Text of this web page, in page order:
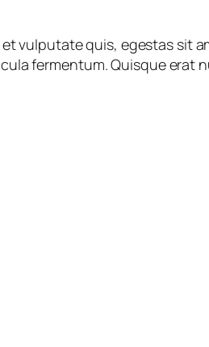
vulputate quis, egestas sit
fermentum. Quisque erat